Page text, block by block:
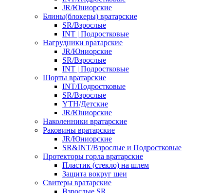
JR/Юниорские
Блины(блокеры) вратарские
SR/Взрослые
INT | Подростковые
Нагрудники вратарские
JR/Юниорские
SR/Взрослые
INT | Подростковые
Шорты вратарские
INT/Подростковые
SR/Взрослые
YTH/Детские
JR/Юниорские
Наколенники вратарские
Раковины вратарские
JR/Юниорские
SR&INT/Взрослые и Подростковые
Протекторы горла вратарские
Пластик (стекло) на шлем
Защита вокруг шеи
Свитеры вратарские
Взрослые SR